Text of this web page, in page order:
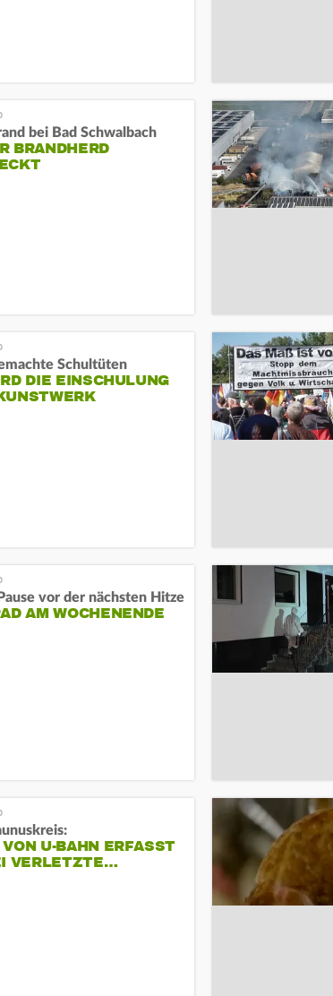
bei Bad Schwalbach
BRANDHERD
Schultüten
DIE EINSCHULUNG
vor der nächsten Hitze
AM WOCHENENDE
U-BAHN ERFASST
VERLETZTE…